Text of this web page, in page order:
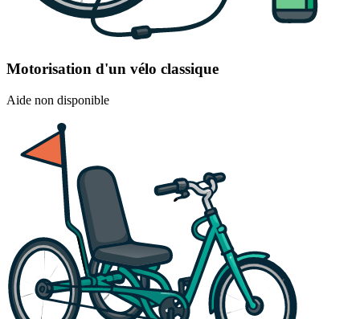
Motorisation d'un vélo classique
Aide non disponible